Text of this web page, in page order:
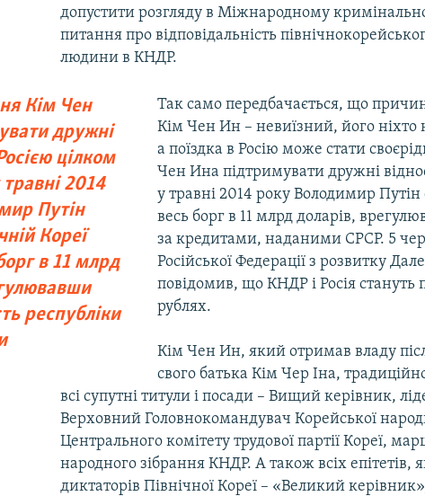
допустити розгляду в Міжнародному
питання про відповідальність
людини в КНДР.
Кім Чен
дружні
цілком
травні 2014
Путін
Кореї
в 11 млрд
республіки
Так само передбачається, що
Кім Чен Ин – невиїзний, його ніхто
а поїздка в Росію може стати
Чен Ина підтримувати дружні
у травні 2014 року Володимир
весь борг в 11 млрд доларів,
за кредитами, наданими СРСР. 5
Російської Федерації з розвитку
повідомив, що КНДР і Росія
рублях.
Кім Чен Ин, який отримав владу
свого батька Кім Чер Іна,
всі супутні титули і посади – Вищий керівник,
Верховний Головнокомандувач Корейської
Центрального комітету трудової партії Кореї,
народного зібрання КНДР. А також всіх
диктаторів Північної Кореї – «Великий